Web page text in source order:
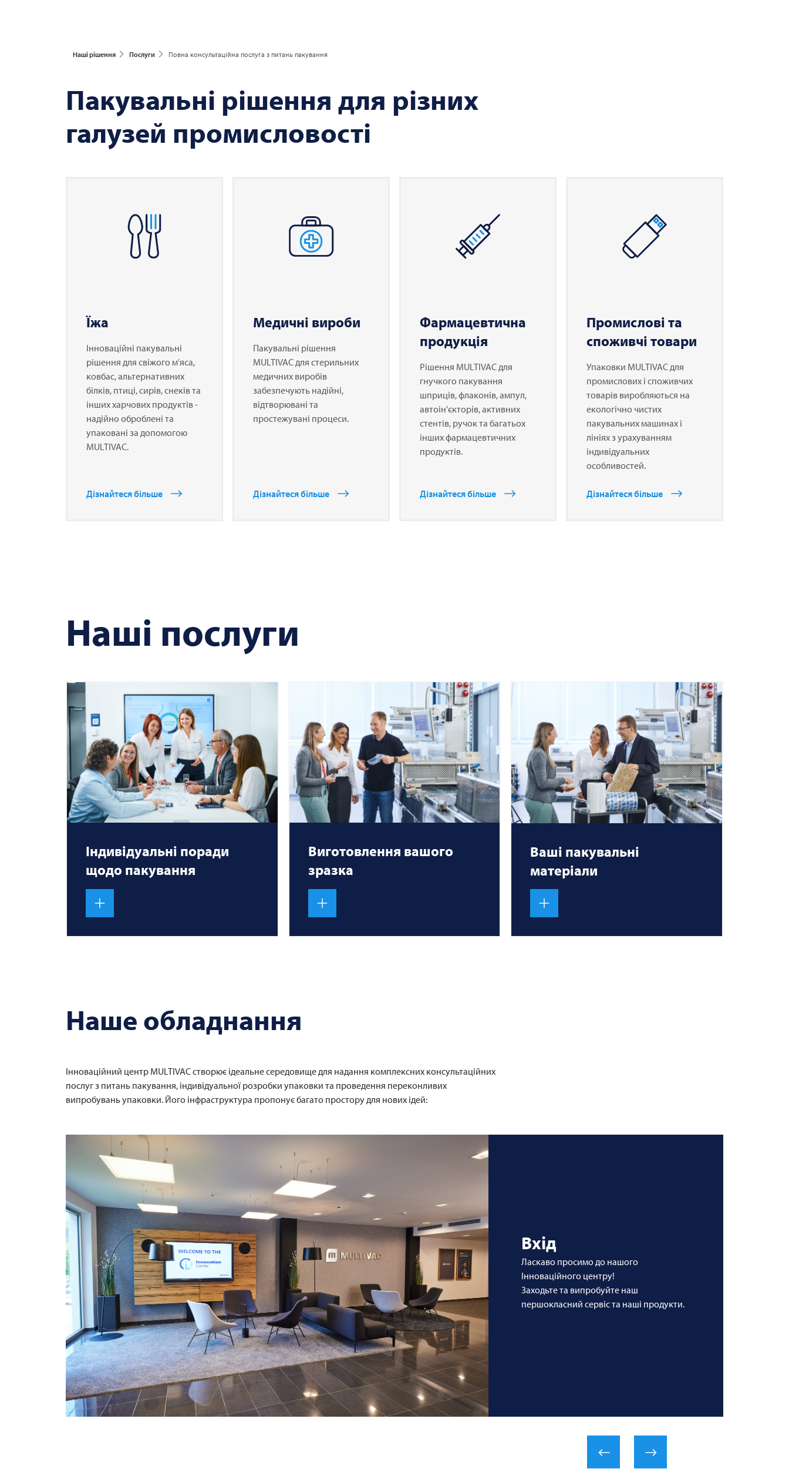
Наші рішення Послуги Повна консультаційна послуга з питань пакування
Пакувальні рішення для різних
галузей промисловості
Їжа
Інноваційні пакувальні
рішення для свіжого м'яса,
ковбас, альтернативних
білків, птиці, сирів, снеків та
інших харчових продуктів -
надійно оброблені та
упаковані за допомогою
MULTIVAC.
Дізнайтеся більше
Медичні вироби
Пакувальні рішення
MULTIVACдля стерильних
медичних виробів
забезпечують надійні,
відтворювані та
простежувані процеси.
Дізнайтеся більше
Фармацевтична
продукція
Рішення MULTIVACдля
гнучкого пакування
шприців, флаконів, ампул,
автоін'єкторів, активних
стентів, ручок та багатьох
інших фармацевтичних
продуктів.
Дізнайтеся більше
Промислові та
споживчі товари
Упаковки MULTIVACдля
промислових і споживчих
товарів виробляються на
екологічно чистих
пакувальних машинах і
лініях з урахуванням
індивідуальних
особливостей.
Дізнайтеся більше
Наші послуги
Індивідуальні поради
щодо пакування
Виготовлення вашого
зразка
Ваші пакувальні
матеріали
Наше обладнання
Інноваційний центр MULTIVACстворює ідеальне середовище для надання комплексних консультаційних
послуг з питань пакування, індивідуальної розробки упаковки та проведення переконливих
випробувань упаковки. Його інфраструктура пропонує багато простору для нових ідей:
Вхід
Ласкаво просимо до нашого
Інноваційного центру!
Заходьте та випробуйте наш
першокласний сервіс та наші продукти.